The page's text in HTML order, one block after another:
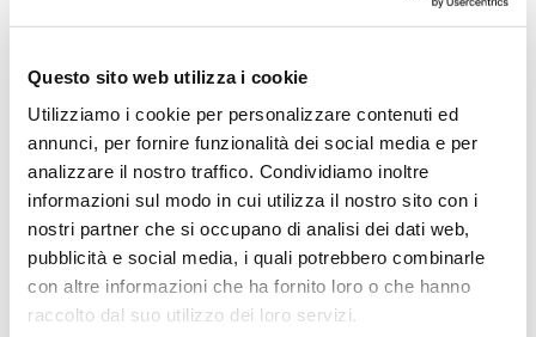
Questo sito web utilizza i cookie
Utilizziamo i cookie per personalizzare contenuti ed
annunci, per fornire funzionalità dei social media e per
analizzare il nostro traffico. Condividiamo inoltre
informazioni sul modo in cui utilizza il nostro sito con i
nostri partner che si occupano di analisi dei dati web,
pubblicità e social media, i quali potrebbero combinarle
con altre informazioni che ha fornito loro o che hanno
raccolto dal suo utilizzo dei loro servizi.
Sir Hearne – Cancelliere Michele Demaria
Usciere Lorenzo Vanità
Scene: Roberto Crea, Costumi: Chiara Donato,
Artigiano della luce: Luigi Ascione, Musiche: Matteo
D’amico, Aiuto regia: Norma Martelli, Foto di scena:
Pino Lepera, Ufficio Stampa: Paola Rotunno